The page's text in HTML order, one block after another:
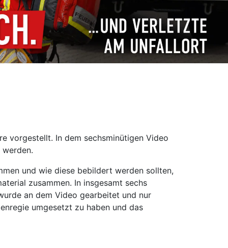
vorgestellt. In dem sechsminütigen Video
und wie diese bebildert werden sollten,
zusammen. In insgesamt sechs
an dem Video gearbeitet und nur
umgesetzt zu haben und das